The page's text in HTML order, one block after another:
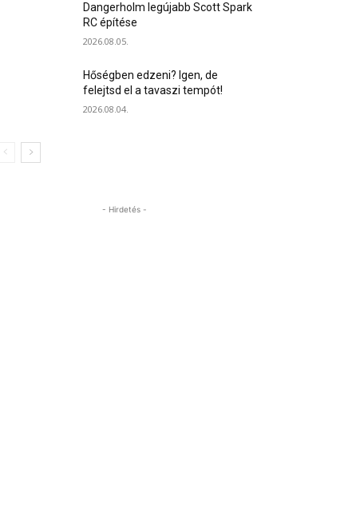
Dangerholm legújabb Scott Spark
RC építése
2026.08.05.
Hőségben edzeni? Igen, de
felejtsd el a tavaszi tempót!
2026.08.04.
- Hirdetés -